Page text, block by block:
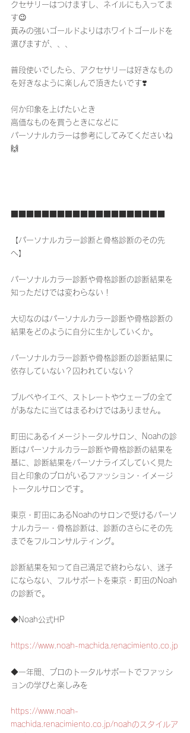
クセサリーはつけますし、ネイルにも入ってま
す😉
黄みの強いゴールドよりはホワイトゴールドを
選びますが、、、
普段使いでしたら、アクセサリーは好きなもの
を好きなように楽しんで頂きたいです❣️
何か印象を上げたいとき
高価なものを買うときになどに
パーソナルカラーは参考にしてみてくださいね
🙌
【パーソナルカラー診断と骨格診断のその先
へ】
パーソナルカラー診断や骨格診断の診断結果を
知っただけでは変わらない！
大切なのはパーソナルカラー診断や骨格診断の
結果をどのように自分に生かしていくか。
パーソナルカラー診断や骨格診断の診断結果に
依存していない？囚われていない？
ブルベやイエベ、ストレートやウェーブの全て
があなたに当てはまるわけではありません。
町田にあるイメージトータルサロン、Noahの診
断はパーソナルカラー診断や骨格診断の結果を
基に、診断結果をパーソナライズしていく見た
目と印象のプロがいるファッション・イメージ
トータルサロンです。
東京・町田にあるNoahのサロンで受けるパーソ
ナルカラー・骨格診断は、診断のさらにその先
までをフルコンサルティング。
診断結果を知って自己満足で終わらない、迷子
にならない、フルサポートを東京・町田のNoah
の診断で。
◆Noah公式HP
https://www.noah-machida.renacimiento.co.jp
◆一年間、プロのトータルサポートでファッシ
ョンの学びと楽しみを
https://www.noah-
machida.renacimiento.co.jp/noahのスタイルア